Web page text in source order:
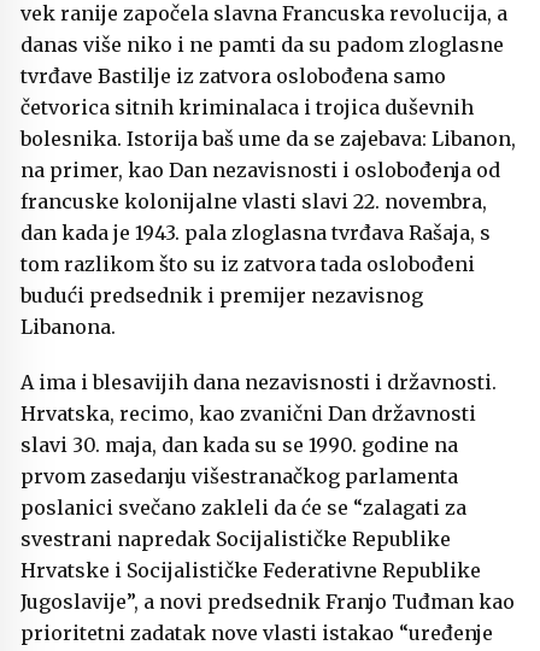
vek ranije započela slavna Francuska revolucija, a
danas više niko i ne pamti da su padom zloglasne
tvrđave Bastilje iz zatvora oslobođena samo
četvorica sitnih kriminalaca i trojica duševnih
bolesnika. Istorija baš ume da se zajebava: Libanon,
na primer, kao Dan nezavisnosti i oslobođenja od
francuske kolonijalne vlasti slavi 22. novembra,
dan kada je 1943. pala zloglasna tvrđava Rašaja, s
tom razlikom što su iz zatvora tada oslobođeni
budući predsednik i premijer nezavisnog
Libanona.
A ima i blesavijih dana nezavisnosti i državnosti.
Hrvatska, recimo, kao zvanični Dan državnosti
slavi 30. maja, dan kada su se 1990. godine na
prvom zasedanju višestranačkog parlamenta
poslanici svečano zakleli da će se “zalagati za
svestrani napredak Socijalističke Republike
Hrvatske i Socijalističke Federativne Republike
Jugoslavije”, a novi predsednik Franjo Tuđman kao
prioritetni zadatak nove vlasti istakao “uređenje